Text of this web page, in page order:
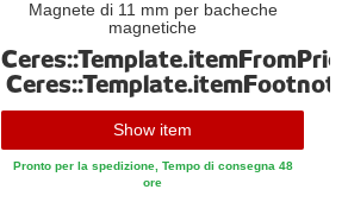
Magnete di 11 mm per bacheche
magnetiche
Ceres::Template.itemFootnote
Show item
Pronto per la spedizione, Tempo di consegna 48
ore